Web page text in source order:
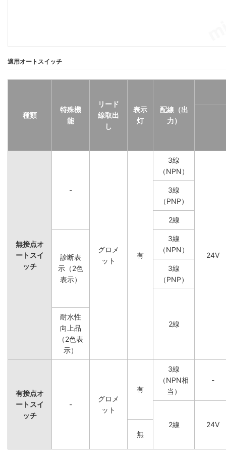
適用オートスイッチ
種類
特殊機
能
リード
線取出
し
表示
灯
配線（出
力）
無接点オ
ートスイ
ッチ
-
グロメ
ット
有
3線
（NPN）
24V
3線
（PNP）
2線
診断表
示（2色
表示）
3線
（NPN）
3線
（PNP）
2線
耐水性
向上品
（2色表
示）
有接点オ
ートスイ
ッチ
-
グロメ
ット
有
3線
（NPN相
当）
-
2線
24V
無